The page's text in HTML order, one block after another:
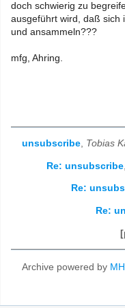
doch schwierig zu
ausgeführt wird, daß sich
und ansammeln???
mfg, Ahring.
unsubscribe, Tobias
Re: unsubscribe
Re:
Re:
Archive powered by